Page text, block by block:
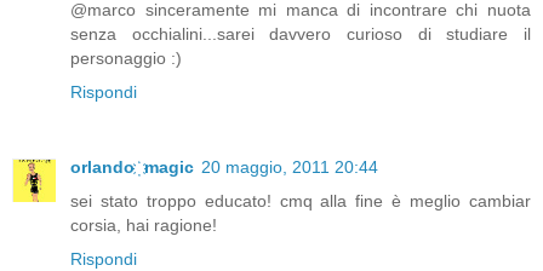
@marco sinceramente mi manca di incontrare chi nuota
senza occhialini...sarei davvero curioso di studiare il
personaggio :)
Rispondi
orlando ҉ magic 20 maggio, 2011 20:44
sei stato troppo educato! cmq alla fine è meglio cambiar
corsia, hai ragione!
Rispondi